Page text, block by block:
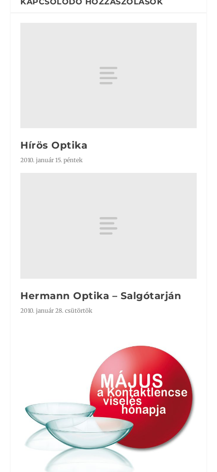
Hírös Optika
2010. január 15. péntek
Hermann Optika – Salgótarján
2010. január 28. csütörtök